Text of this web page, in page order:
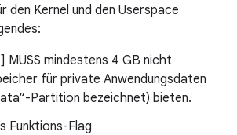
den Kernel und den Userspace
MUSS mindestens 4 GB nicht
für private Anwendungsdaten
Partition bezeichnet) bieten.
Funktions-Flag